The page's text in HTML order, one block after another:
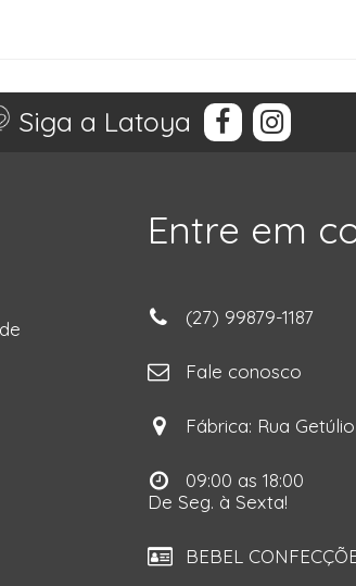
Siga a Latoya
Entre em
(27) 99879-1187
Fale conosco
Fábrica: Rua
09:00 as 18:00
De Seg. à Sexta!
BEBEL